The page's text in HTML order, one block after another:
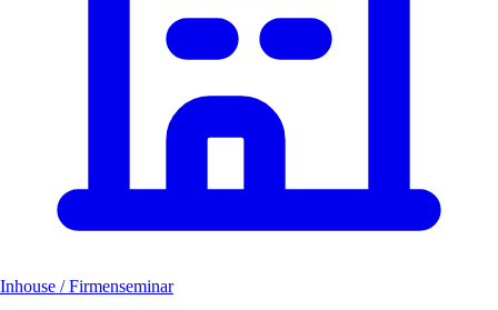
Inhouse / Firmenseminar